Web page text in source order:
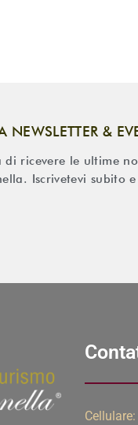
NEWSLETTER &
ricevere le ultime
Iscrivetevi subito
Cellulare: